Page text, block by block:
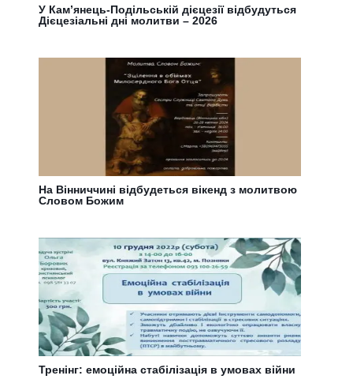
У Кам’янець-Подільській дієцезії відбудуться
Дієцезіальні дні молитви – 2026
На Вінниччині відбудеться вікенд з молитвою
Словом Божим
Тренінг: емоційна стабілізація в умовах війни